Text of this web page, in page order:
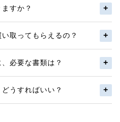
すか？
取ってもらえるの？
必要な書類は？
うすればいい？